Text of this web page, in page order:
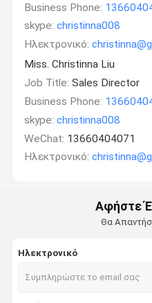
Business Phone:
skype: christinna008
Ηλεκτρονικό:
Miss. Christinna Liu
Job Title: Sales Director
Business Phone:
skype: christinna008
WeChat: 13660404071
Ηλεκτρονικό:
Αφήστε
Θα
Ηλεκτρονικό